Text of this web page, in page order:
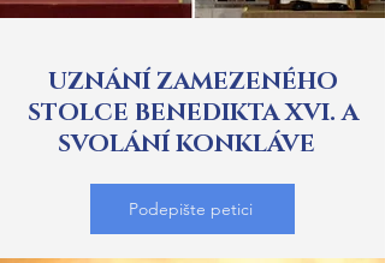
UZNÁNÍ ZAMEZENÉHO
STOLCE BENEDIKTA XVI. A
SVOLÁNÍ KONKLÁVE
Podepište petici